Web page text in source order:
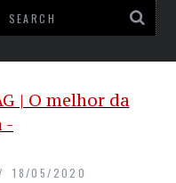
18/05/2020